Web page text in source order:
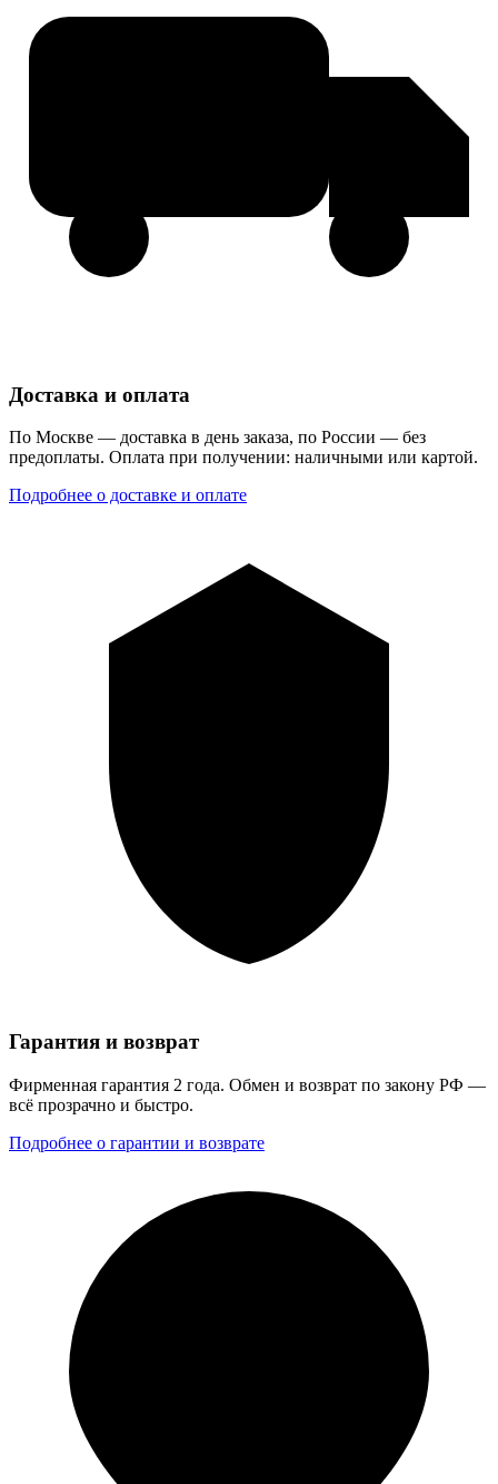
Доставка и оплата
По Москве — доставка в день заказа, по России — без
предоплаты. Оплата при получении: наличными или картой.
Подробнее о доставке и оплате
Гарантия и возврат
Фирменная гарантия 2 года. Обмен и возврат по закону РФ —
всё прозрачно и быстро.
Подробнее о гарантии и возврате